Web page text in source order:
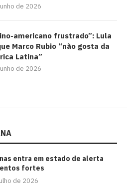
de 2026
americano frustrado”: Lula
Marco Rubio “não gosta da
Latina”
de 2026
entra em estado de alerta
fortes
de 2026